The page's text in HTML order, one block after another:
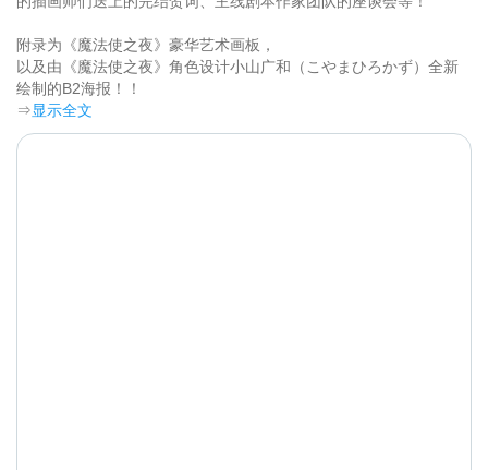
附录为《魔法使之夜》豪华艺术画板，
以及由《魔法使之夜》角色设计小山广和（こやまひろかず）全新
⇒显示全文